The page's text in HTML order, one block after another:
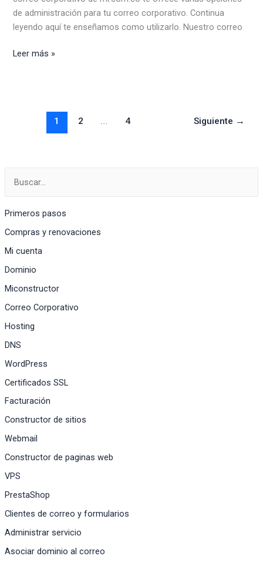
Primeros pasos
Compras y renovaciones
Mi cuenta
Dominio
Miconstructor
Correo Corporativo
Hosting
DNS
WordPress
Certificados SSL
Facturación
Constructor de sitios
Webmail
Constructor de paginas web
VPS
PrestaShop
Clientes de correo y formularios
Administrar servicio
Asociar dominio al correo
de administración para tu correo corporativo. Continua
leyendo aquí te enseñamos como utilizarlo. Nuestro correo
Conoce
Leer más »
1 2 … 4 Siguiente →